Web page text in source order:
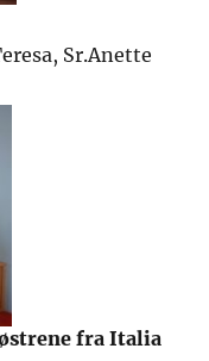
Sr.Anette
fra Italia